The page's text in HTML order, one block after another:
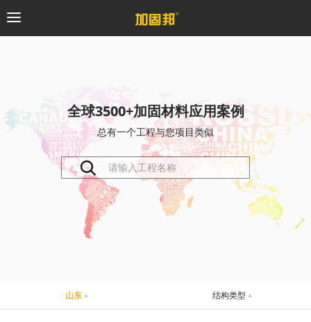
粘钢加固系统
预应力系统
桥梁支座系统
全球3500+加固材料应用案例
总有一个工程与您项目类似
山东 结构类型